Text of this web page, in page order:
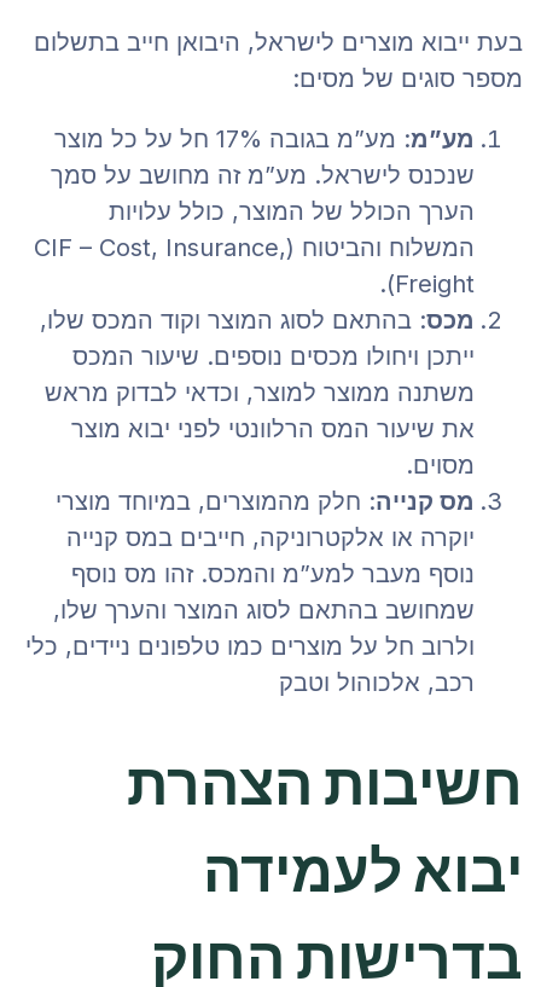
בעת ייבוא מוצרים לישראל, היבואן חייב בתשלום
מספר סוגים של מסים:
מע”מ
: מע”מ בגובה 17% חל על כל מוצר
שנכנס לישראל. מע”מ זה מחושב על סמך
הערך הכולל של המוצר, כולל עלויות
המשלוח והביטוח (CIF – Cost, Insurance,
Freight).
מכס: בהתאם לסוג המוצר וקוד המכס שלו,
ייתכן ויחולו מכסים נוספים. שיעור המכס
משתנה ממוצר למוצר, וכדאי לבדוק מראש
את שיעור המס הרלוונטי לפני יבוא מוצר
מסוים.
מס קנייה: חלק מהמוצרים, במיוחד מוצרי
יוקרה או אלקטרוניקה, חייבים במס קנייה
נוסף מעבר למע”מ והמכס. זהו מס נוסף
שמחושב בהתאם לסוג המוצר והערך שלו,
ולרוב חל על מוצרים כמו טלפונים ניידים, כלי
רכב, אלכוהול וטבק​
חשיבות הצהרת
יבוא לעמידה
בדרישות החוק